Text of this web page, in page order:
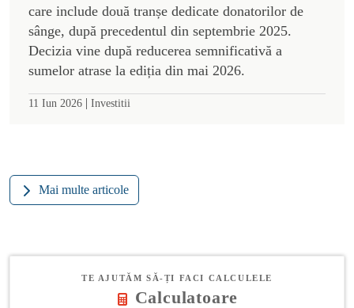
care include două tranșe dedicate donatorilor de
sânge, după precedentul din septembrie 2025.
Decizia vine după reducerea semnificativă a
sumelor atrase la ediția din mai 2026.
11 Iun 2026 | Investitii
Mai multe articole
TE AJUTĂM SĂ-ȚI FACI CALCULELE
Calculatoare